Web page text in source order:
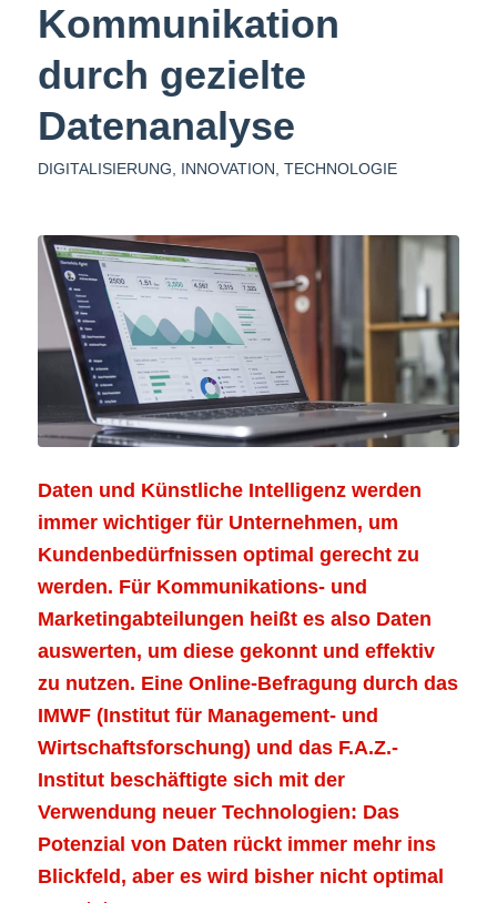
Kommunikation
durch gezielte
Datenanalyse
DIGITALISIERUNG INNOVATION TECHNOLOGIE
Daten und Künstliche Intelligenz werden
immer wichtiger für Unternehmen, um
Kundenbedürfnissen optimal gerecht zu
werden. Für Kommunikations- und
Marketingabteilungen heißt es also Daten
auswerten, um diese gekonnt und effektiv
zu nutzen. Eine Online-Befragung durch das
IMWF(Institut für Management- und
Wirtschaftsforschung) und das F.A.Z.-
Institut beschäftigte sich mit der
Verwendung neuer Technologien: Das
Potenzial von Daten rückt immer mehr ins
Blickfeld, aber es wird bisher nicht optimal